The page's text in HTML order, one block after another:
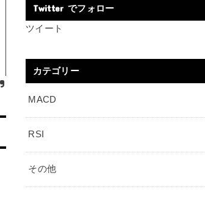
Twitter でフォロー
ツイート
カテゴリー
MACD
RSI
その他